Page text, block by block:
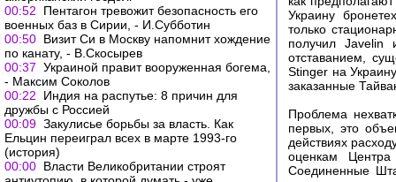
00:52
Пентагон тревожит безопасность его
военных баз в Сирии, - И.Субботин
00:50 Визит Си в Москву напомнит хождение
по канату, - В.Скосырев
00:37 Украиной правит вооруженная богема,
- Максим Соколов
00:22
Индия на распутье: 8 причин для
дружбы с Россией
00:09 Закулисье борьбы за власть. Как
Ельцин переиграл всех в марте 1993-го
(история)
00:00 Власти Великобритании строят
Украину
только
получил Javelin
отставанием,
Stinger на
заказанные
Проблема
первых, это
действиях
оценкам
Соединенные